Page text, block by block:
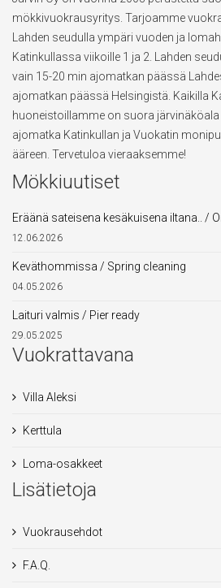
mökkivuokrausyritys. Tarjoamme
Lahden seudulla ympäri vuoden ja
Katinkullassa viikoille 1 ja 2. Lahden
vain 15-20 min ajomatkan päässä
ajomatkan päässä Helsingistä. Kaikilla
huoneistoillamme on suora järvinäköala
ajomatka Katinkullan ja Vuokatin
ääreen. Tervetuloa vieraaksemme!
Mökkiuutiset
Eräänä sateisena kesäkuisena iltana.. /
12.06.2026
Keväthommissa / Spring cleaning
04.05.2026
Laituri valmis / Pier ready
29.05.2025
Vuokrattavana
Villa Aleksi
Kerttula
Loma-osakkeet
Lisätietoja
Vuokrausehdot
F.A.Q.